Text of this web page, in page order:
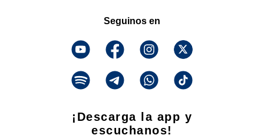
Seguinos en
¡Descarga la app y
escuchanos!